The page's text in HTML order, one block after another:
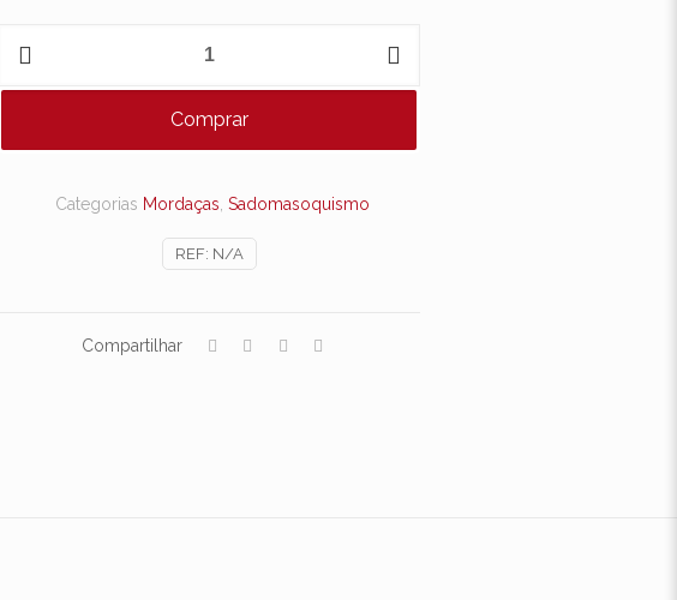
EM
FORMATO
DOMINATRIXXX
Comprar
REF: N/A
Categorias Mordaças Sadomasoquismo
Compartilhar